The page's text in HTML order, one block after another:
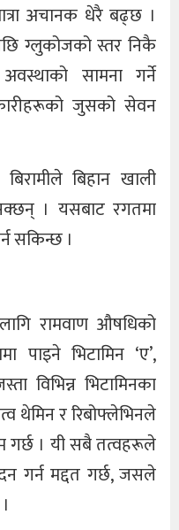
अचानक धेरै बढ्छ ।
ग्लुकोजको स्तर निकै
सामना गर्ने
जुसको सेवन
बिहान खाली
। यसबाट रगतमा
सकिन्छ ।
रामवाण औषधिको
पाइने भिटामिन ‘ए’,
विभिन्न भिटामिनका
थेमिन र रिबोफ्लेभिनले
गर्छ । यी सबै तत्वहरूले
गर्न मद्दत गर्छ, जसले